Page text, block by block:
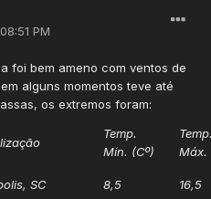
PM
foi bem ameno com ventos de
alguns momentos teve até
os extremos foram:
Temp.
Mín. (Cº)
Máx.
SC 8,5
16,5